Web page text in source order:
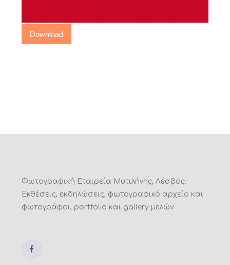
Download
Φωτογραφική Εταιρεία Μυτιλήνης, Λέσβος.
Εκθέσεις, εκδηλώσεις, φωτογραφικό αρχείο και
φωτογράφοι, portfolio και gallery μελών